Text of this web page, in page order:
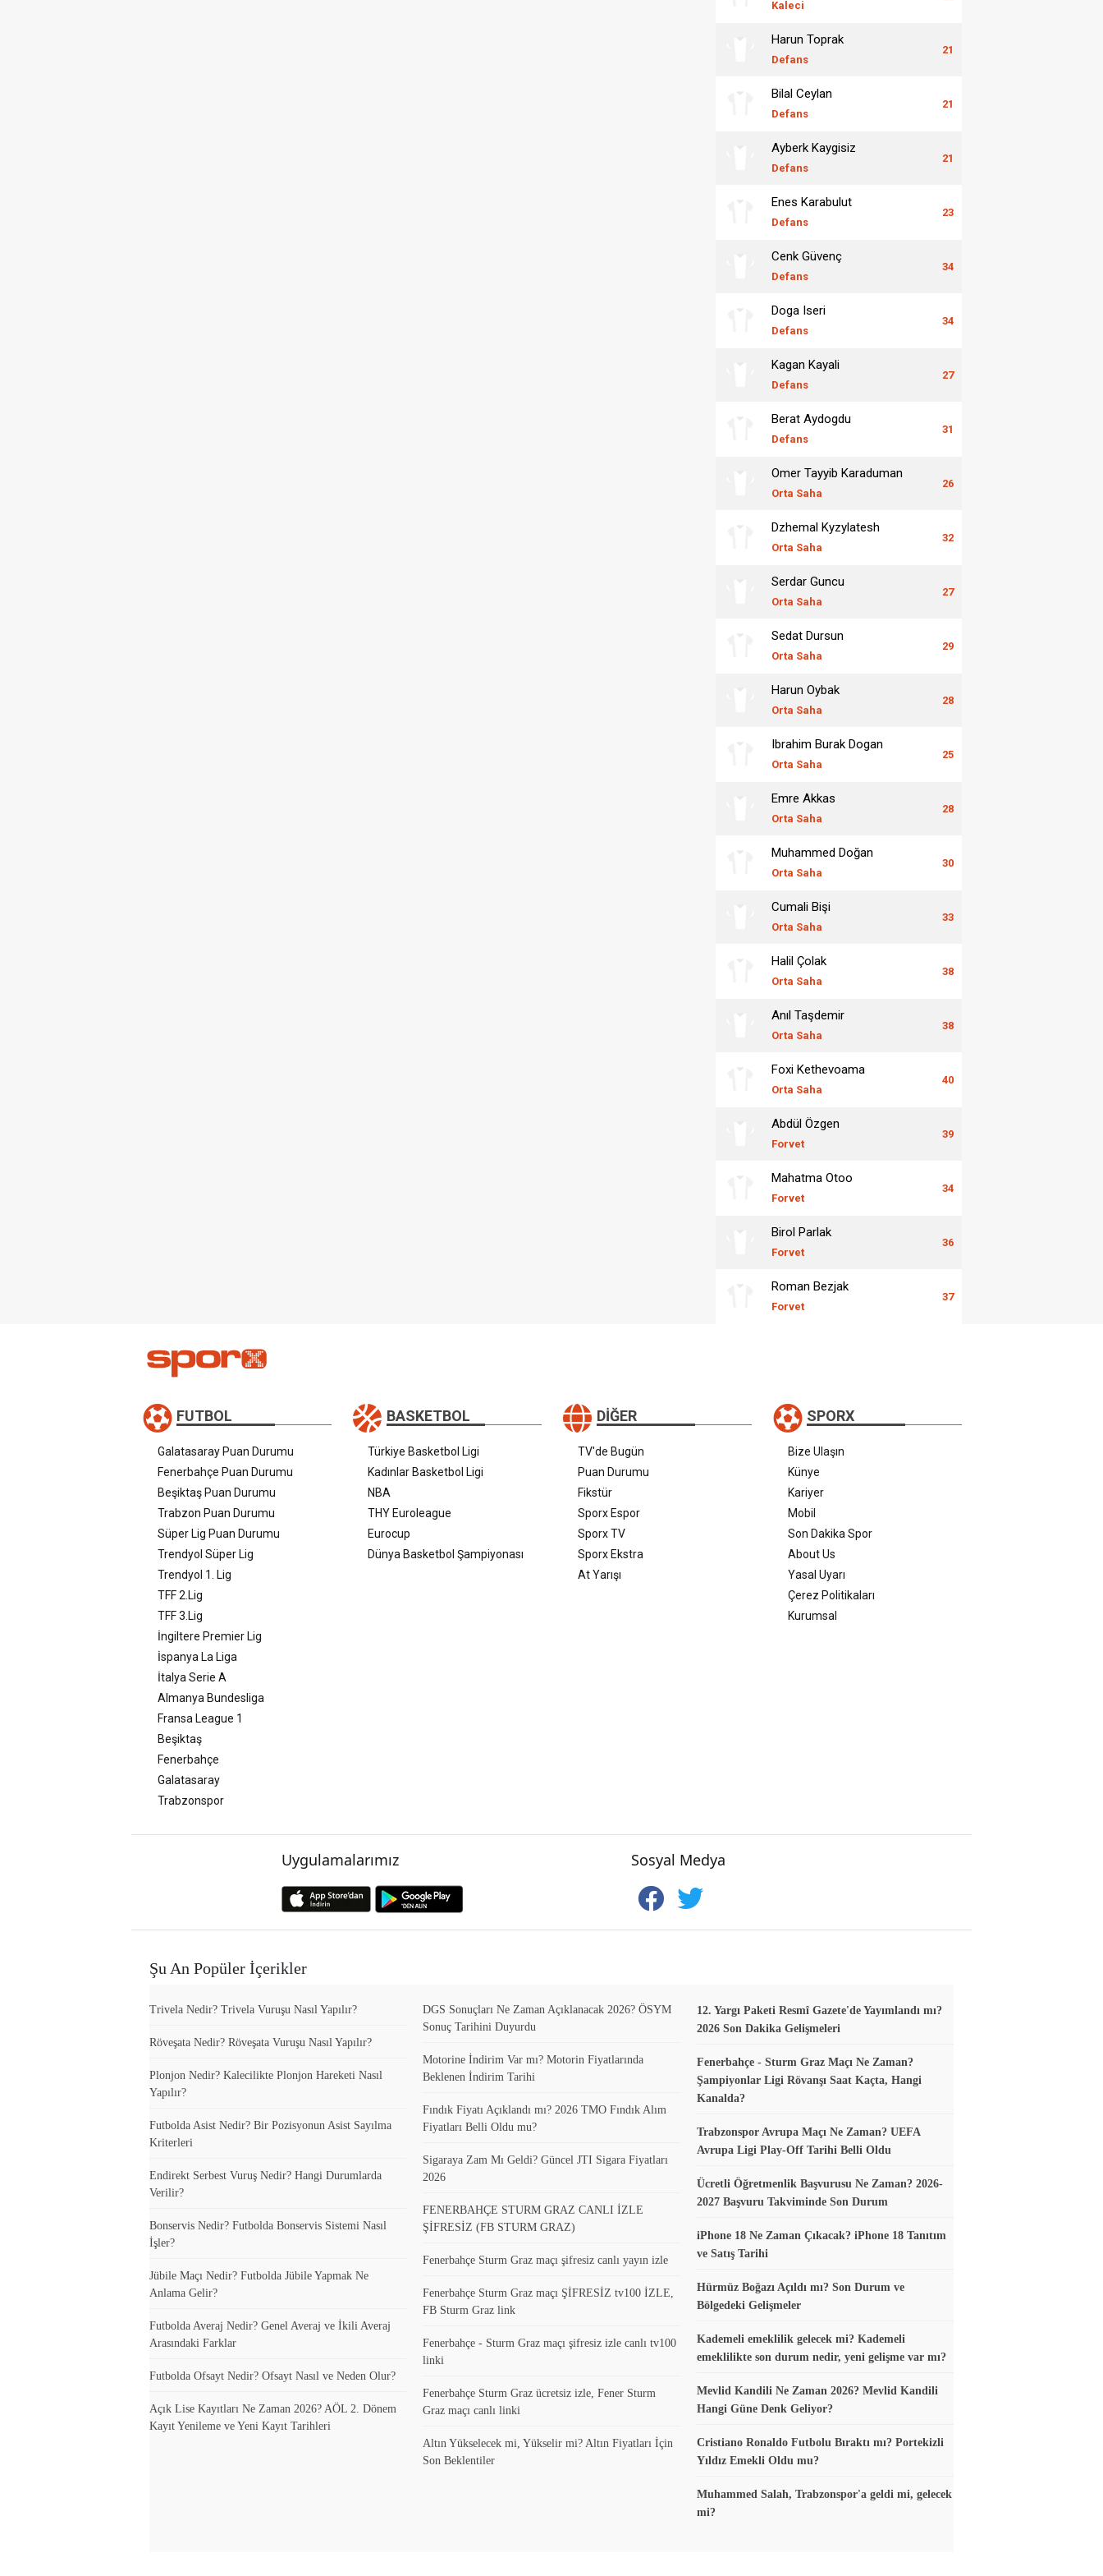
Kaleci
Harun Toprak
Defans
21
Bilal Ceylan
Defans
21
Ayberk Kaygisiz
Defans
21
Enes Karabulut
Defans
23
Cenk Güvenç
Defans
34
Doga Iseri
Defans
34
Kagan Kayali
Defans
27
Berat Aydogdu
Defans
31
Omer Tayyib Karaduman
Orta Saha
26
Dzhemal Kyzylatesh
Orta Saha
32
Serdar Guncu
Orta Saha
27
Sedat Dursun
Orta Saha
29
Harun Oybak
Orta Saha
28
Ibrahim Burak Dogan
Orta Saha
25
Emre Akkas
Orta Saha
28
Muhammed Doğan
Orta Saha
30
Cumali Bişi
Orta Saha
33
Halil Çolak
Orta Saha
38
Anıl Taşdemir
Orta Saha
38
Foxi Kethevoama
Orta Saha
40
Abdül Özgen
Forvet
39
Mahatma Otoo
Forvet
34
Birol Parlak
Forvet
36
Roman Bezjak
Forvet
37
FUTBOL
Galatasaray Puan Durumu
Fenerbahçe Puan Durumu
Beşiktaş Puan Durumu
Trabzon Puan Durumu
Süper Lig Puan Durumu
Trendyol Süper Lig
Trendyol 1. Lig
TFF 2.Lig
TFF 3.Lig
İngiltere Premier Lig
İspanya La Liga
İtalya Serie A
Almanya Bundesliga
Fransa League 1
Beşiktaş
Fenerbahçe
Galatasaray
Trabzonspor
BASKETBOL
Türkiye Basketbol Ligi
Kadınlar Basketbol Ligi
NBA
THY Euroleague
Eurocup
Dünya Basketbol Şampiyonası
DIĞER
TV'de Bugün
Puan Durumu
Fikstür
Sporx Espor
Sporx TV
Sporx Ekstra
At Yarışı
SPORX
Bize Ulaşın
Künye
Kariyer
Mobil
Son Dakika Spor
About Us
Yasal Uyarı
Çerez Politikaları
Kurumsal
Uygulamalarımız Sosyal Medya
Şu An Popüler İçerikler
Trivela Nedir? Trivela Vuruşu Nasıl Yapılır?
Röveşata Nedir? Röveşata Vuruşu Nasıl Yapılır?
Plonjon Nedir? Kalecilikte Plonjon Hareketi Nasıl
Yapılır?
Futbolda Asist Nedir? Bir Pozisyonun Asist Sayılma
Kriterleri
Endirekt Serbest Vuruş Nedir? Hangi Durumlarda
Verilir?
Bonservis Nedir? Futbolda Bonservis Sistemi Nasıl
İşler?
Jübile Maçı Nedir? Futbolda Jübile Yapmak Ne
Anlama Gelir?
Futbolda Averaj Nedir? Genel Averaj ve İkili Averaj
Arasındaki Farklar
Futbolda Ofsayt Nedir? Ofsayt Nasıl ve Neden Olur?
Açık Lise Kayıtları Ne Zaman 2026? AÖL 2. Dönem
Kayıt Yenileme ve Yeni Kayıt Tarihleri
DGS Sonuçları Ne Zaman Açıklanacak 2026? ÖSYM
Sonuç Tarihini Duyurdu
Motorine İndirim Var mı? Motorin Fiyatlarında
Beklenen İndirim Tarihi
Fındık Fiyatı Açıklandı mı? 2026 TMO Fındık Alım
Fiyatları Belli Oldu mu?
Sigaraya Zam Mı Geldi? Güncel JTI Sigara Fiyatları
2026
FENERBAHÇE STURM GRAZ CANLI İZLE
ŞİFRESİZ (FB STURM GRAZ)
Fenerbahçe Sturm Graz maçı şifresiz canlı yayın izle
Fenerbahçe Sturm Graz maçı ŞİFRESİZ tv100 İZLE,
FB Sturm Graz link
Fenerbahçe - Sturm Graz maçı şifresiz izle canlı tv100
linki
Fenerbahçe Sturm Graz ücretsiz izle, Fener Sturm
Graz maçı canlı linki
Altın Yükselecek mi, Yükselir mi? Altın Fiyatları İçin
Son Beklentiler
12. Yargı Paketi Resmî Gazete'de Yayımlandı mı?
2026 Son Dakika Gelişmeleri
Fenerbahçe - Sturm Graz Maçı Ne Zaman?
Şampiyonlar Ligi Rövanşı Saat Kaçta, Hangi
Kanalda?
Trabzonspor Avrupa Maçı Ne Zaman? UEFA
Avrupa Ligi Play-Off Tarihi Belli Oldu
Ücretli Öğretmenlik Başvurusu Ne Zaman? 2026-
2027 Başvuru Takviminde Son Durum
iPhone 18 Ne Zaman Çıkacak? iPhone 18 Tanıtım
ve Satış Tarihi
Hürmüz Boğazı Açıldı mı? Son Durum ve
Bölgedeki Gelişmeler
Kademeli emeklilik gelecek mi? Kademeli
emeklilikte son durum nedir, yeni gelişme var mı?
Mevlid Kandili Ne Zaman 2026? Mevlid Kandili
Hangi Güne Denk Geliyor?
Cristiano Ronaldo Futbolu Bıraktı mı? Portekizli
Yıldız Emekli Oldu mu?
Muhammed Salah, Trabzonspor'a geldi mi, gelecek
mi?